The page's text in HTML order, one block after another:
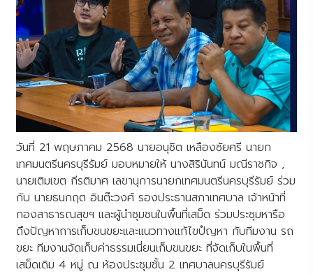
วันที่ 21 พฤษภาคม 2568 นายอนุชิต เหลืองชัยศรี นายก
เทศมนตรีนครบุรีรัมย์ มอบหมายให้ นางสิรินันทน์ มณีราชกิจ ,
นายเติมเขต กีรติมาศ เลขานุการนายกเทศมนตรีนครบุรีรัมย์ ร่วม
กับ นายธนกฤต อินต๊ะวงศ์ รองประธานสภาเทศบาล เจ้าหน้าที่
กองสาธารณสุขฯ และผู้นำชุมชนในพื้นที่เสม็ด ร่วมประชุมหารือ
ถึงปัญหาการเก็บขนขยะและแนวทางแก้ไขปํญหา กับทีมงาน รถ
ขยะ ทีมงานจัดเก็บค่าธรรมเนี่ยนเก็บขนขยะ ที่จัดเก็บในพื้นที่
เสม็ดเดิม 4 หมู่ ณ ห้องประชุมชั้น 2 เทศบาลนครบุรีรัมย์